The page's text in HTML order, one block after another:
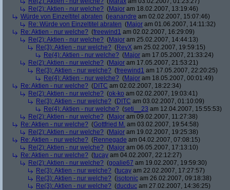
Re(2): Aktien - nur welche? (Major am 18.02.2007, 13:19:46)
Würde von Einzeltitel abraten (jeanandre am 02.02.2007, 15:07:46)
Re: Würde von Einzeltitel abraten (Major am 01.06.2007, 14:11:32)
Re: Aktien - nur welche? (freewind1 am 02.02.2007, 16:29:09)
Re(2): Aktien - nur welche? (Major am 25.02.2007, 14:44:13)
Re(3): Aktien - nur welche? (RevX am 25.02.2007, 19:59:15)
Re(4): Aktien - nur welche? (Major am 17.05.2007, 21:33:24)
Re(2): Aktien - nur welche? (Major am 17.05.2007, 21:53:21)
Re(3): Aktien - nur welche? (freewind1 am 17.05.2007, 22:20:25)
Re(4): Aktien - nur welche? (Major am 18.05.2007, 00:01:49)
Re: Aktien - nur welche? (DITC am 02.02.2007, 18:22:34)
Re(2): Aktien - nur welche? (ok-ko am 02.02.2007, 19:03:41)
Re(3): Aktien - nur welche? (DITC am 03.02.2007, 01:10:09)
Re(4): Aktien - nur welche? (seti__23 am 12.04.2007, 15:55:53)
Re(2): Aktien - nur welche? (Major am 09.02.2007, 11:27:38)
Re: Aktien - nur welche? (Gottfried M. am 03.02.2007, 19:54:58)
Re(2): Aktien - nur welche? (Major am 19.02.2007, 19:25:38)
Re: Aktien - nur welche? (Rennegade am 04.02.2007, 07:08:15)
Re(2): Aktien - nur welche? (Major am 06.05.2007, 17:13:10)
Re: Aktien - nur welche? (tucay am 04.02.2007, 22:12:27)
Re(2): Aktien - nur welche? (goalie67 am 19.02.2007, 19:59:30)
Re(3): Aktien - nur welche? (tucay am 22.02.2007, 17:27:57)
Re(3): Aktien - nur welche? (isotonic am 26.02.2007, 09:18:38)
Re(3): Aktien - nur welche? (ducduc am 27.02.2007, 14:36:25)